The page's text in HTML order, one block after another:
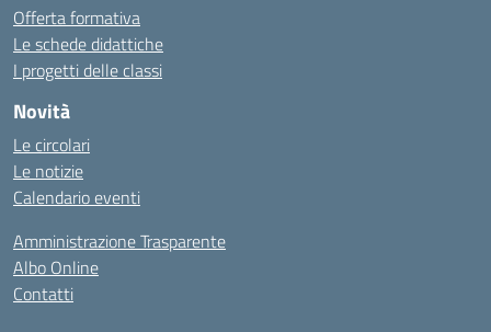
Offerta formativa
Le schede didattiche
I progetti delle classi
Novità
Le circolari
Le notizie
Calendario eventi
Amministrazione Trasparente
Albo Online
Contatti